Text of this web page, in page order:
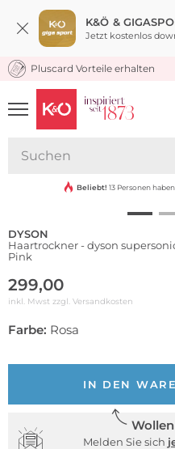
K&Ö &
Jetzt kostenlos
30 TAGE
Pluscard Vorteile erhalten
UNSERE APP
CLICK &
Beliebt! 13 Personen
DYSON
Haartrockner - dyson
Pink
299,00
inkl. Mwst zzgl. Versandkosten
Farbe: Rosa
IN DEN
Wollen
Melden Sie sich